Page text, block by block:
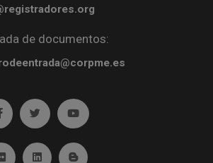
de documentos:
Ir a facebook (abre en ventana nueva)
Ir a twitter (abre en ventana nueva)
Ir a YouTube (abre en
Ir a Flickr (abre en ventana nueva)
Ir a Linkedin (abre en ventana nueva)
Ir al Blog (abre en ventana